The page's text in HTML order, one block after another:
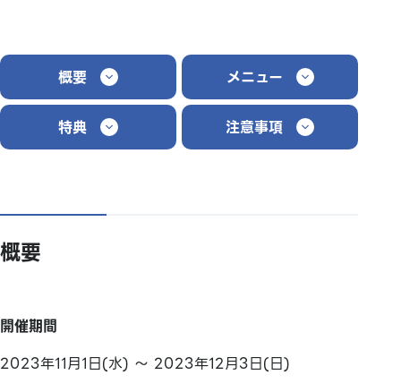
概要 メニュー
特典 注意事項
概要
開催期間
2023年11月1日(水) ～ 2023年12月3日(日)